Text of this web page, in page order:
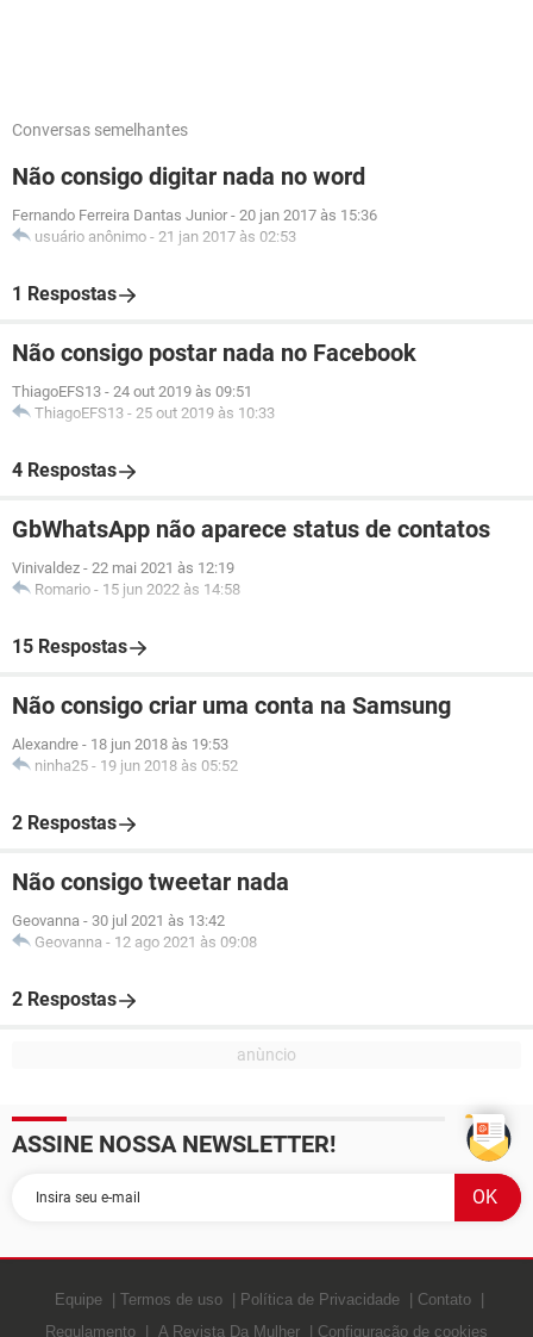
Conversas semelhantes
Não consigo digitar nada no word
Fernando Ferreira Dantas Junior - 20 jan 2017 às 15:36
usuário anônimo - 21 jan 2017 às 02:53
1 Respostas
Não consigo postar nada no Facebook
ThiagoEFS13 - 24 out 2019 às 09:51
ThiagoEFS13 - 25 out 2019 às 10:33
4 Respostas
GbWhatsApp não aparece status de contatos
Vinivaldez - 22 mai 2021 às 12:19
Romario - 15 jun 2022 às 14:58
15 Respostas
Não consigo criar uma conta na Samsung
Alexandre - 18 jun 2018 às 19:53
ninha25 - 19 jun 2018 às 05:52
2 Respostas
Não consigo tweetar nada
Geovanna - 30 jul 2021 às 13:42
Geovanna - 12 ago 2021 às 09:08
2 Respostas
ASSINE NOSSA NEWSLETTER!
Equipe Termos de uso Política de Privacidade
Contato
Regulamento
A Revista Da Mulher Configuração de cookies